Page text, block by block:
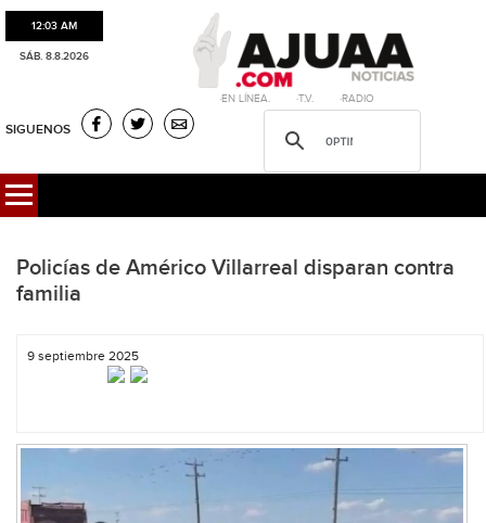
12:03 AM
SÁB. 8.8.2026
·EN LÍNEA. ·T.V. ·RADIO
SIGUENOS
Policías de Américo Villarreal disparan contra
familia
9 septiembre 2025